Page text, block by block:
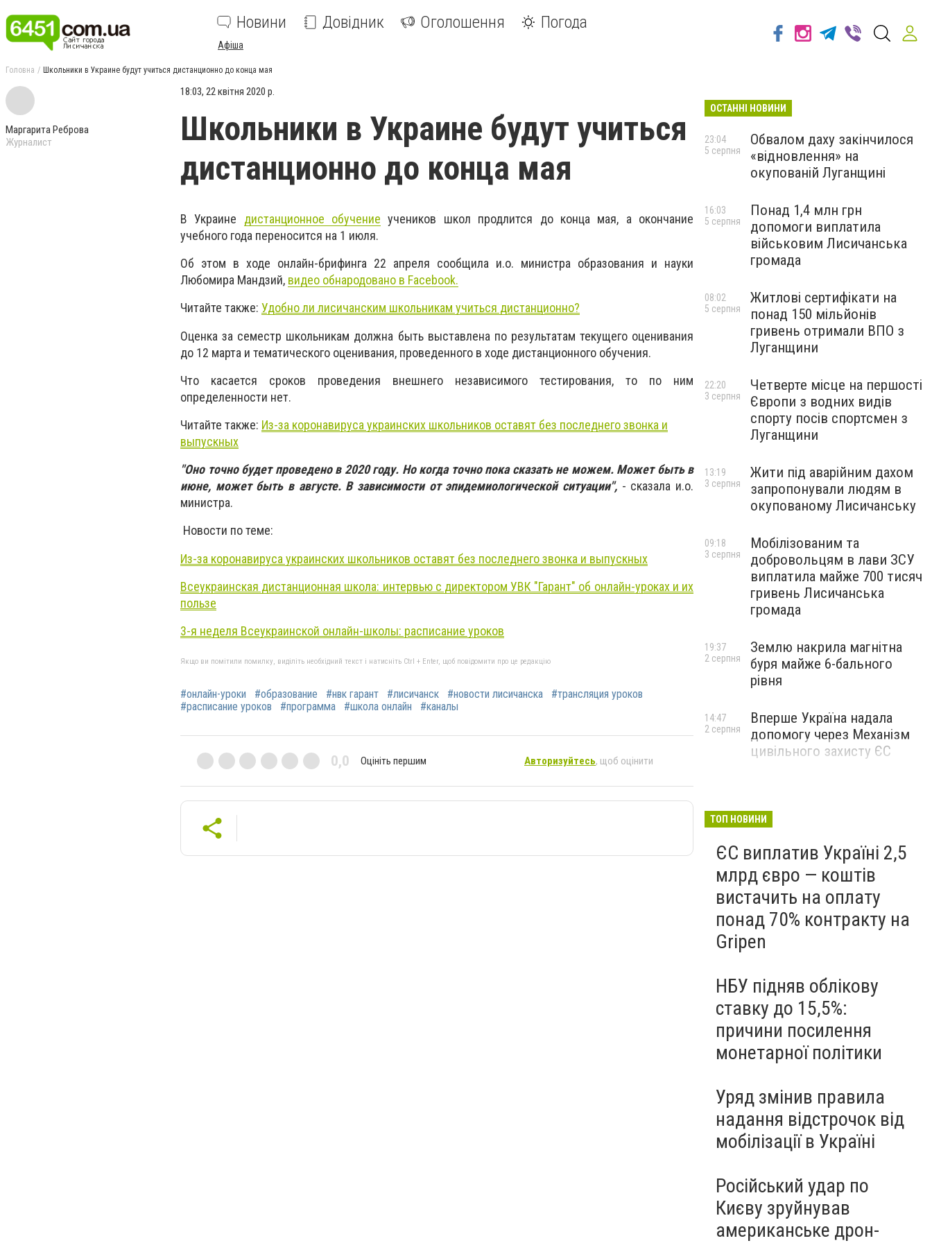
Новини Довідник Оголошення Погода
Афіша
Головна Школьники в Украине будут учиться дистанционно до конца мая
Маргарита Реброва
Журналист
18:03, 22 квітня 2020 р.
Школьники в Украине будут учиться
дистанционно до конца мая
В Украине дистанционное обучение учеников школ продлится до конца мая, а окончание
учебного года переносится на 1 июля.
Об этом в ходе онлайн-брифинга 22 апреля сообщила и.о. министра образования и науки
Любомира Мандзий, видео обнародовано в Facebook.
Читайте также: Удобно ли лисичанским школьникам учиться дистанционно?
Оценка за семестр школьникам должна быть выставлена по результатам текущего оценивания
до 12 марта и тематического оценивания, проведенного в ходе дистанционного обучения.
Что касается сроков проведения внешнего независимого тестирования, то по ним
определенности нет.
Читайте также: Из-за коронавируса украинских школьников оставят без последнего звонка и
выпускных
"Оно точно будет проведено в 2020 году. Но когда точно пока сказать не можем. Может быть в
июне, может быть в августе. В зависимости от эпидемиологической ситуации", - сказала и.о.
министра.
Новости по теме:
Из-за коронавируса украинских школьников оставят без последнего звонка и выпускных
Всеукраинская дистанционная школа: интервью с директором УВК "Гарант" об онлайн-уроках и их
пользе
3-я неделя Всеукраинской онлайн-школы: расписание уроков
Якщо ви помітили помилку, виділіть необхідний текст і натисніть Ctrl + Enter, щоб повідомити про це редакцію
#онлайн-уроки #образование #нвк гарант #лисичанск #новости лисичанска
#трансляция уроков
#расписание уроков
#программа #школа онлайн #каналы
0,0 Оцініть першим Авторизуйтесь, щоб оцінити
ОСТАННІ НОВИНИ
Обвалом даху закінчилося
«відновлення» на
окупованій Луганщині
23:04
5 серпня
Понад 1,4 млн грн
допомоги виплатила
військовим Лисичанська
громада
16:03
5 серпня
Житлові сертифікати на
понад 150 мільйонів
гривень отримали ВПО з
Луганщини
08:02
5 серпня
Четверте місце на першості
Європи з водних видів
спорту посів спортсмен з
Луганщини
22:20
3 серпня
Жити під аварійним дахом
запропонували людям в
окупованому Лисичанську
13:19
3 серпня
Мобілізованим та
добровольцям в лави ЗСУ
виплатила майже 700 тисяч
гривень Лисичанська
громада
09:18
3 серпня
Землю накрила магнітна
буря майже 6-бального
рівня
19:37
2 серпня
Вперше Україна надала
допомогу через Механізм
цивільного захисту ЄС
14:47
2 серпня
ТОП НОВИНИ
ЄС виплатив Україні 2,5
млрд євро — коштів
вистачить на оплату
понад 70% контракту на
Gripen
НБУ підняв облікову
ставку до 15,5%:
причини посилення
монетарної політики
Уряд змінив правила
надання відстрочок від
мобілізації в Україні
Російський удар по
Києву зруйнував
американське дрон-